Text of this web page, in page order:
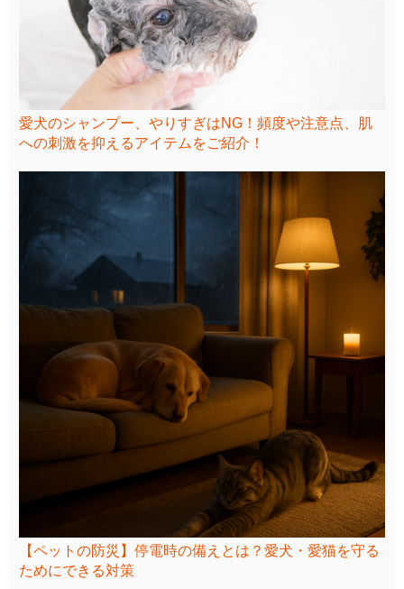
愛犬のシャンプー、やりすぎはNG！頻度や注意点、肌
への刺激を抑えるアイテムをご紹介！
【ペットの防災】停電時の備えとは？愛犬・愛猫を守る
ためにできる対策